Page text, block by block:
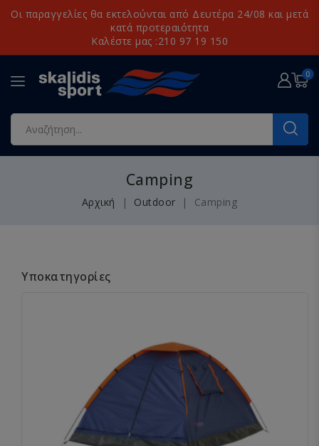
Οι παραγγελίες θα εκτελούνται από Δευτέρα 24/08 και μετά
κατά προτεραιότητα
Καλέστε μας :210 97 19 150
0
Camping
Αρχική Outdoor Camping
Υποκατηγορίες